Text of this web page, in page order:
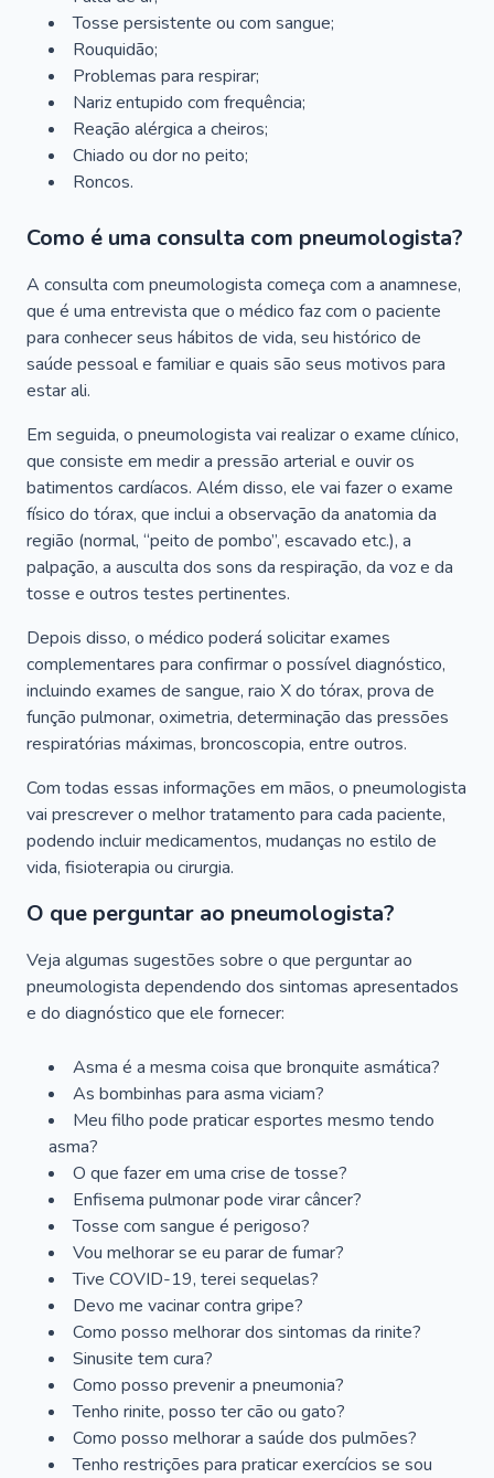
Tosse persistente ou com sangue;
Rouquidão;
Problemas para respirar;
Nariz entupido com frequência;
Reação alérgica a cheiros;
Chiado ou dor no peito;
Roncos.
Como é uma consulta com pneumologista?
A consulta com pneumologista começa com a anamnese,
que é uma entrevista que o médico faz com o paciente
para conhecer seus hábitos de vida, seu histórico de
saúde pessoal e familiar e quais são seus motivos para
estar ali.
Em seguida, o pneumologista vai realizar o exame clínico,
que consiste em medir a pressão arterial e ouvir os
batimentos cardíacos. Além disso, ele vai fazer o exame
físico do tórax, que inclui a observação da anatomia da
região (normal, “peito de pombo”, escavado etc.), a
palpação, a ausculta dos sons da respiração, da voz e da
tosse e outros testes pertinentes.
Depois disso, o médico poderá solicitar exames
complementares para confirmar o possível diagnóstico,
incluindo exames de sangue, raio X do tórax, prova de
função pulmonar, oximetria, determinação das pressões
respiratórias máximas, broncoscopia, entre outros.
Com todas essas informações em mãos, o pneumologista
vai prescrever o melhor tratamento para cada paciente,
podendo incluir medicamentos, mudanças no estilo de
vida, fisioterapia ou cirurgia.
O que perguntar ao pneumologista?
Veja algumas sugestões sobre o que perguntar ao
pneumologista dependendo dos sintomas apresentados
e do diagnóstico que ele fornecer:
Asma é a mesma coisa que bronquite asmática?
As bombinhas para asma viciam?
Meu filho pode praticar esportes mesmo tendo
asma?
O que fazer em uma crise de tosse?
Enfisema pulmonar pode virar câncer?
Tosse com sangue é perigoso?
Vou melhorar se eu parar de fumar?
Tive COVID-19, terei sequelas?
Devo me vacinar contra gripe?
Como posso melhorar dos sintomas da rinite?
Sinusite tem cura?
Como posso prevenir a pneumonia?
Tenho rinite, posso ter cão ou gato?
Como posso melhorar a saúde dos pulmões?
Tenho restrições para praticar exercícios se sou